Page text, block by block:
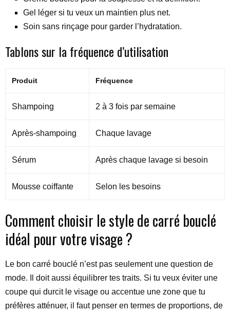
Gel léger si tu veux un maintien plus net.
Soin sans rinçage pour garder l’hydratation.
Tablons sur la fréquence d’utilisation
Produit Fréquence
Shampoing 2 à 3 fois par semaine
Après-shampoing Chaque lavage
Sérum Après chaque lavage si besoin
Mousse coiffante Selon les besoins
Comment choisir le style de carré bouclé
idéal pour votre visage ?
Le bon carré bouclé n’est pas seulement une question de
mode. Il doit aussi équilibrer tes traits. Si tu veux éviter une
coupe qui durcit le visage ou accentue une zone que tu
préfères atténuer, il faut penser en termes de proportions, de